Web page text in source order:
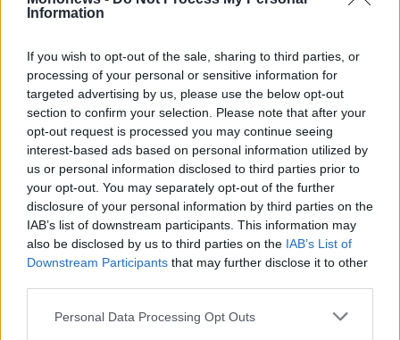
Information
If you wish to opt-out of the sale, sharing to third parties, or
processing of your personal or sensitive information for
targeted advertising by us, please use the below opt-out
section to confirm your selection. Please note that after your
opt-out request is processed you may continue seeing
interest-based ads based on personal information utilized by
us or personal information disclosed to third parties prior to
your opt-out. You may separately opt-out of the further
disclosure of your personal information by third parties on the
IAB’s list of downstream participants. This information may
also be disclosed by us to third parties on the IAB’s List of
Downstream Participants that may further disclose it to other
Personal Data Processing Opt Outs
στοιχηματικές εταιρείες
Άρης – Σπανούλης: Το deal που ξυπνά τον
«αυτοκράτορα», τα 10 εκατ. ευρώ του Σιάο
και το σχέδιο επιστροφής στην κορυφή
NBA Europe: Η αντίστροφη μέτρηση ξεκίνησε
– Επενδυτές, δισεκατομμύρια και η μάχη με
την EuroLeague